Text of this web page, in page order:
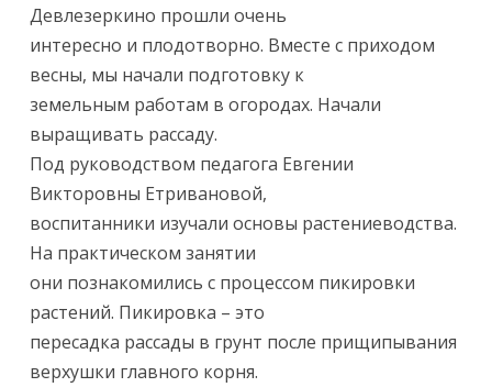
Девлезеркино прошли очень
интересно и плодотворно. Вместе с приходом
весны, мы начали подготовку к
земельным работам в огородах. Начали
выращивать рассаду.
Под руководством педагога Евгении
Викторовны Етривановой,
воспитанники изучали основы растениеводства.
На практическом занятии
они познакомились с процессом пикировки
растений. Пикировка – это
пересадка рассады в грунт после прищипывания
верхушки главного корня.